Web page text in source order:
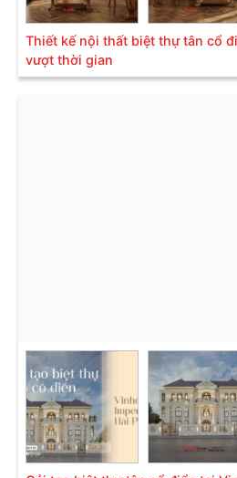
Thiết kế nội thất biệt thự tân cổ
vượt thời gian